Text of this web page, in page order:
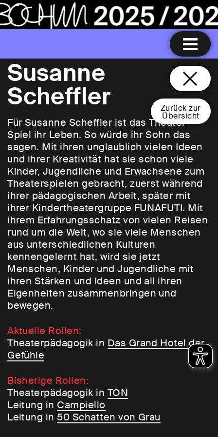
Zurück zur
Übersicht
Susanne
Scheffler
Für Susanne Scheffler ist das Theater-
Spiel ihr Leben. So würde ihr Sohn das
sagen. Mit ihren unglaublich vielen Ideen
und ihrer Kreativität hat sie schon viele
Kinder, Jugendliche und Erwachsene zum
Theaterspielen gebracht, zuerst während
ihrer pädagogischen Arbeit, später mit
ihrer Kindertheatergruppe FUNAFUTI. Mit
ihrem Erfahrungsschatz von vielen Reisen
rund um die Welt, wo sie viele Menschen
aus unterschiedlichen Kulturen
kennengelernt hat, wird sie jetzt
Menschen, Kinder und Jugendliche mit
ihren Stärken und Ideen und all ihren
Eigenheiten zusammenbringen und
bewegen.
Aktuelle Rollen:
Theaterpädagogik in Das Grand Hotel der
Gefühle
Bisherige Rollen:
Theaterpädagogik in TON
Leitung in Campiello
Leitung in 50 Schatten von Grau